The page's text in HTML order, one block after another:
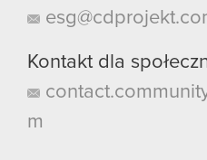
Kontakt dla
m